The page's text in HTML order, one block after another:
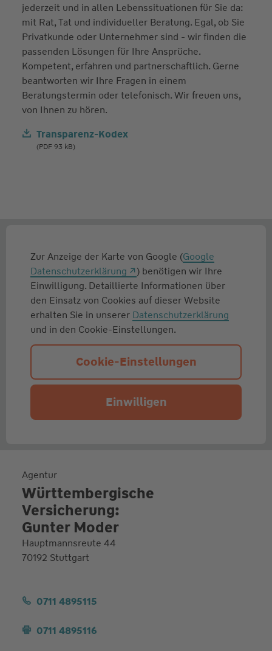
jederzeit und in allen Lebenssituationen für Sie da:
mit Rat, Tat und individueller Beratung. Egal, ob Sie
Privatkunde oder Unternehmer sind - wir finden die
passenden Lösungen für Ihre Ansprüche.
Kompetent, erfahren und partnerschaftlich. Gerne
beantworten wir Ihre Fragen in einem
Beratungstermin oder telefonisch. Wir freuen uns,
von Ihnen zu hören.
Transparenz-Kodex
(PDF 93 kB)
Zur Anzeige der Karte von Google (Google
Datenschutzerklärung
) benötigen wir Ihre
Einwilligung. Detaillierte Informationen über
den Einsatz von Cookies auf dieser Website
erhalten Sie in unserer Datenschutzerklärung
und in den Cookie-Einstellungen.
Cookie-Einstellungen
Einwilligen
Agentur
Württembergische
Versicherung:
Gunter Moder
Hauptmannsreute 44
70192 Stuttgart
0711 4895115
0711 4895116